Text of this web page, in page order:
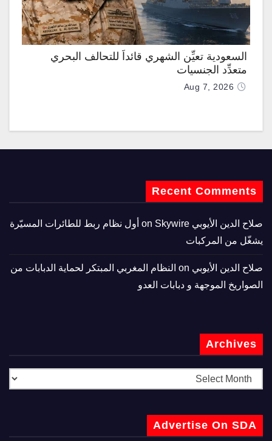
السعودية تعيِّن الشهري قائداً للتحالف البحري
متعدِّد الجنسيات
Aug 7, 2026
Recent Comments
صلاح الدين الأيوبي
Skywire أول نظام ربط للطائرات المسيّرة
يشغّل من المركبات
صلاح الدين الأيوبي
النظام المغربي المبتكر لحماية الدبابات من
الصواريخ الموجهة و دبابات العدو
Archives
Advertise On SDA